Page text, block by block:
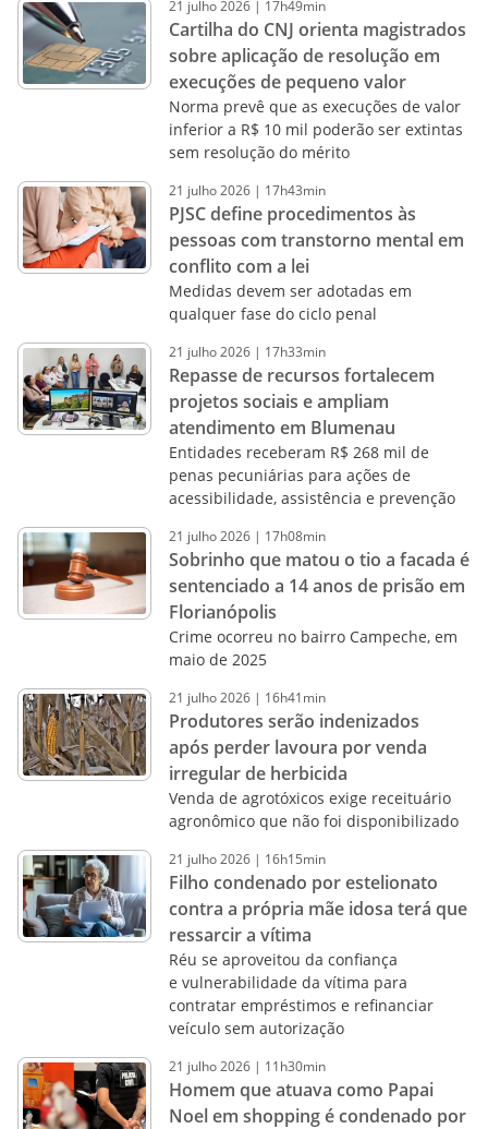
21 julho2026 | 17h49min
Cartilha do CNJ orienta magistrados
sobre aplicação de resolução em
execuções de pequeno valor
Norma prevê que as execuções de valor
inferior a R$ 10 mil poderão ser extintas
sem resolução do mérito
21 julho2026 | 17h43min
PJSC define procedimentos às
pessoas com transtorno mental em
conflito com a lei
Medidas devem ser adotadas em
qualquer fase do ciclo penal
21 julho2026 | 17h33min
Repasse de recursos fortalecem
projetos sociais e ampliam
atendimento em Blumenau
Entidades receberam R$ 268 mil de
penas pecuniárias para ações de
acessibilidade, assistência e prevenção
21 julho2026 | 17h08min
Sobrinho que matou o tio a facada é
sentenciado a 14 anos de prisão em
Florianópolis
Crime ocorreu no bairro Campeche, em
maio de 2025
21 julho2026 | 16h41min
Produtores serão indenizados
após perder lavoura por venda
irregular de herbicida
Venda de agrotóxicos exige receituário
agronômico que não foi disponibilizado
21 julho2026 | 16h15min
Filho condenado por estelionato
contra a própria mãe idosa terá que
ressarcir a vítima
Réu se aproveitou da confiança
e vulnerabilidade da vítima para
contratar empréstimos e refinanciar
veículo sem autorização
21 julho2026 | 11h30min
Homem que atuava como Papai
Noel em shopping é condenado por